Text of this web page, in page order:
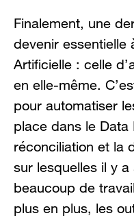
Finalement, une
devenir essentielle
Artificielle : celle
en elle-même.
pour automatiser
place dans le
réconciliation et la
sur lesquelles il y a
beaucoup de
plus en plus, les